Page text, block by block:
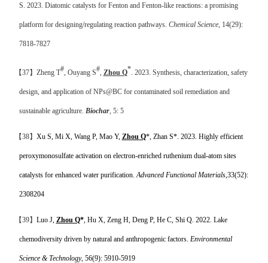
S. 2023. Diatomic catalysts for Fenton and Fenton-like reactions: a promising
platform for designing/regulating reaction pathways. Chemical Science, 14(29):
7818-7827
【37】 Zheng T#, Ouyang S#, Zhou Q*. 2023. Synthesis, characterization, safety
design, and application of NPs@BC for contaminated soil remediation and
sustainable agriculture. Biochar, 5: 5
【38】 Xu S, Mi X, Wang P, Mao Y, Zhou Q*, Zhan S*. 2023. Highly efficient
peroxymonosulfate activation on electron-enriched ruthenium dual-atom sites
catalysts for enhanced water purification.Advanced Functional Materials,33(52):
2308204
【39】 Luo J, Zhou Q*, Hu X, Zeng H, Deng P, He C, Shi Q. 2022. Lake
chemodiversity driven by natural and anthropogenic factors. Environmental
Science & Technology, 56(9): 5910-5919